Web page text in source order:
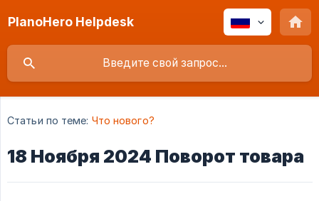
PlanoHero Helpdesk
Статьи по теме: Что нового?
18 Ноября 2024 Поворот товара